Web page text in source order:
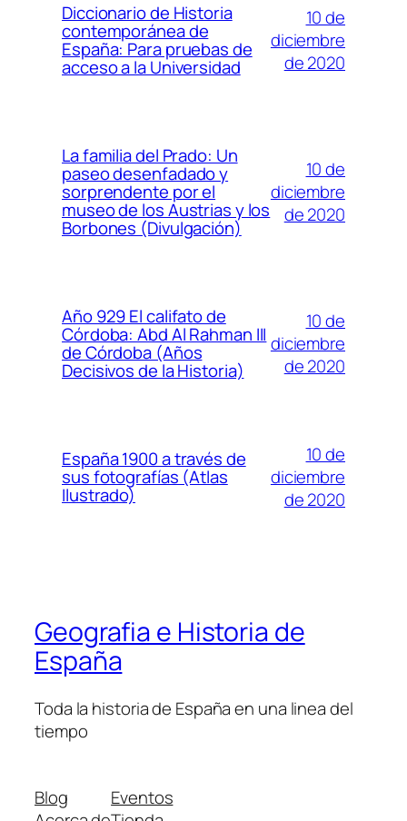
Diccionario de Historia
contemporánea de
España: Para pruebas de
acceso a la Universidad
10 de
diciembre
de 2020
La familia del Prado: Un
paseo desenfadado y
sorprendente por el
museo de los Austrias y los
Borbones (Divulgación)
10 de
diciembre
de 2020
Año 929 El califato de
Córdoba: Abd Al Rahman III
de Córdoba (Años
Decisivos de la Historia)
10 de
diciembre
de 2020
España 1900 a través de
sus fotografías (Atlas
Ilustrado)
10 de
diciembre
de 2020
Geografia e Historia de
España
Toda la historia de España en una linea del
tiempo
Blog
Eventos